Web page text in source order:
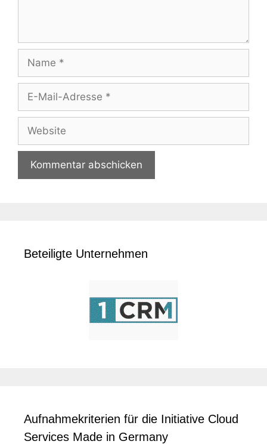
Mail-
Adresse
Beteiligte Unternehmen
Aufnahmekriterien für die Initiative Cloud
Services Made in Germany